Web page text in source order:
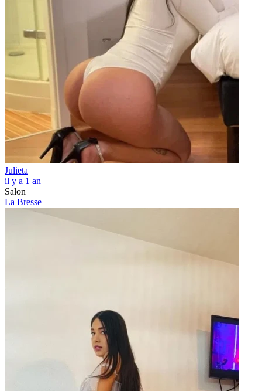
Julieta
il y a 1 an
Salon
La Bresse